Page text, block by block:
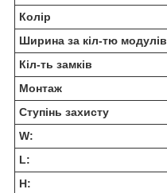
Колір
Ширина за кіл-тю модулів
Кіл-ть замків
Монтаж
Ступінь захисту
W:
L:
H: